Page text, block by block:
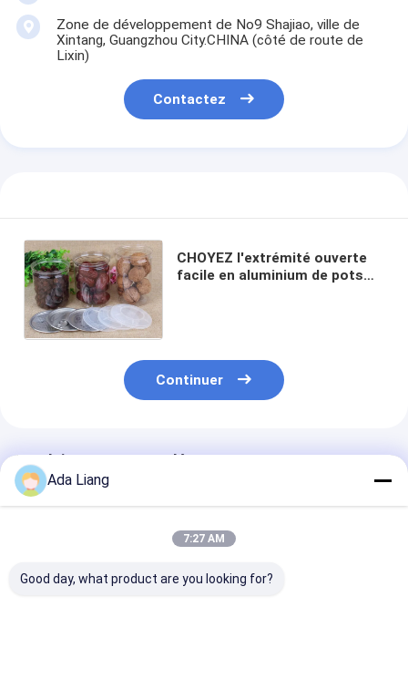
Zone de développement de No9 Shajiao, ville de
Xintang, Guangzhou City.CHINA (côté de route de
Lixin)
Contactez
CHOYEZ l'extrémité ouverte
facile en aluminium de pots
Continuer
Produits Recommandés
Ada Liang
7:27 AM
Good day, what product are you looking for?